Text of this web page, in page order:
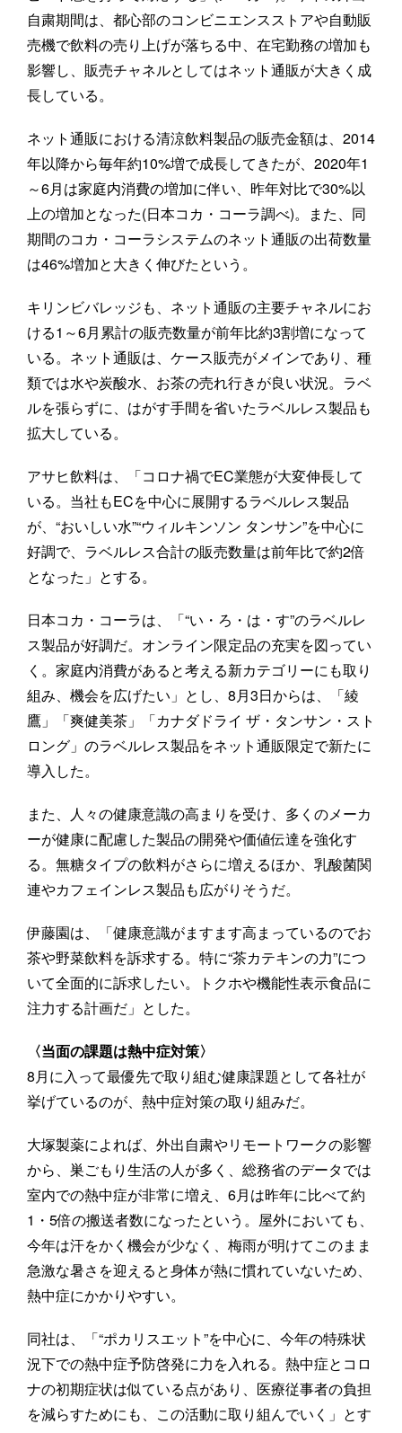
自粛期間は、都心部のコンビニエンスストアや自動販
売機で飲料の売り上げが落ちる中、在宅勤務の増加も
影響し、販売チャネルとしてはネット通販が大きく成
長している。
ネット通販における清涼飲料製品の販売金額は、2014
年以降から毎年約10%増で成長してきたが、2020年1
～6月は家庭内消費の増加に伴い、昨年対比で30%以
上の増加となった(日本コカ・コーラ調べ)。また、同
期間のコカ・コーラシステムのネット通販の出荷数量
は46%増加と大きく伸びたという。
キリンビバレッジも、ネット通販の主要チャネルにお
ける1～6月累計の販売数量が前年比約3割増になって
いる。ネット通販は、ケース販売がメインであり、種
類では水や炭酸水、お茶の売れ行きが良い状況。ラベ
ルを張らずに、はがす手間を省いたラベルレス製品も
拡大している。
アサヒ飲料は、「コロナ禍でEC業態が大変伸長して
いる。当社もECを中心に展開するラベルレス製品
が、“おいしい水”“ウィルキンソン タンサン”を中心に
好調で、ラベルレス合計の販売数量は前年比で約2倍
となった」とする。
日本コカ・コーラは、「“い・ろ・は・す”のラベルレ
ス製品が好調だ。オンライン限定品の充実を図ってい
く。家庭内消費があると考える新カテゴリーにも取り
組み、機会を広げたい」とし、8月3日からは、「綾
鷹」「爽健美茶」「カナダドライ ザ・タンサン・スト
ロング」のラベルレス製品をネット通販限定で新たに
導入した。
また、人々の健康意識の高まりを受け、多くのメーカ
ーが健康に配慮した製品の開発や価値伝達を強化す
る。無糖タイプの飲料がさらに増えるほか、乳酸菌関
連やカフェインレス製品も広がりそうだ。
伊藤園は、「健康意識がますます高まっているのでお
茶や野菜飲料を訴求する。特に“茶カテキンの力”につ
いて全面的に訴求したい。トクホや機能性表示食品に
注力する計画だ」とした。
〈当面の課題は熱中症対策〉
8月に入って最優先で取り組む健康課題として各社が
挙げているのが、熱中症対策の取り組みだ。
大塚製薬によれば、外出自粛やリモートワークの影響
から、巣ごもり生活の人が多く、総務省のデータでは
室内での熱中症が非常に増え、6月は昨年に比べて約
1・5倍の搬送者数になったという。屋外においても、
今年は汗をかく機会が少なく、梅雨が明けてこのまま
急激な暑さを迎えると身体が熱に慣れていないため、
熱中症にかかりやすい。
同社は、「“ポカリスエット”を中心に、今年の特殊状
況下での熱中症予防啓発に力を入れる。熱中症とコロ
ナの初期症状は似ている点があり、医療従事者の負担
を減らすためにも、この活動に取り組んでいく」とす